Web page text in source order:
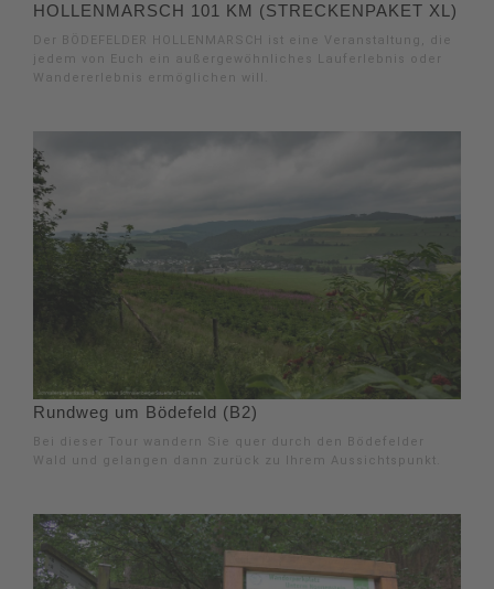
HOLLENMARSCH 101 KM (STRECKENPAKET XL)
Der BÖDEFELDER HOLLENMARSCH ist eine Veranstaltung, die
jedem von Euch ein außergewöhnliches Lauferlebnis oder
Wandererlebnis ermöglichen will.
Rundweg um Bödefeld (B2)
Bei dieser Tour wandern Sie quer durch den Bödefelder
Wald und gelangen dann zurück zu Ihrem Aussichtspunkt.